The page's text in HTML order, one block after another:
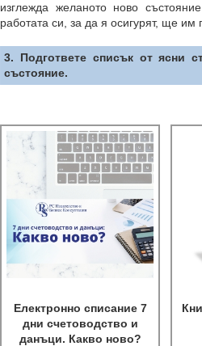
изглежда желаното ново
работата си, за да я осигурят, ще
3. Подгответе списък от ясни
състояние.
Електронно списание 7
дни счетоводство и
данъци. Какво ново?